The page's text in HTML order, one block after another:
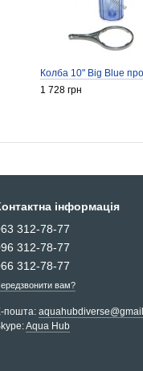
Колба 10" Big Blue
1 728 грн
інформація
312-78-77
312-78-77
312-78-77
вам?
пошта:
Aqua Hub